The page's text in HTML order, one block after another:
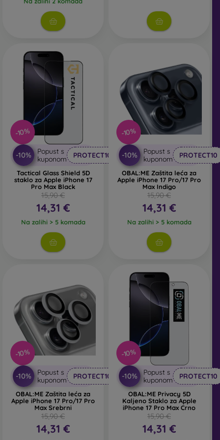
pronaći ćete široku ponudu različitih folija i kaljenih
stakala za mobitel.
-10%
-10%
Popust s
kuponom
PROTECT10
Tactical Glass Shield 5D
staklo za Apple iPhone 17
Pro Max Black
15,90 €
14,31 €
Na zalihi > 5 komada
-10%
-10%
Popust s
kuponom
PROTECT10
OBAL:ME Zaštita leća za
Apple iPhone 17 Pro/17 Pro
Max Indigo
15,90 €
14,31 €
Na zalihi > 5 komada
-10%
-10%
Popust s
kuponom
PROTECT10
OBAL:ME Zaštita leća za
Apple iPhone 17 Pro/17 Pro
Max Srebrni
15,90 €
14,31 €
-10%
-10%
Popust s
kuponom
PROTECT10
OBAL:ME Privacy 5D
Kaljeno Staklo za Apple
iPhone 17 Pro Max Crno
15,90 €
14,31 €